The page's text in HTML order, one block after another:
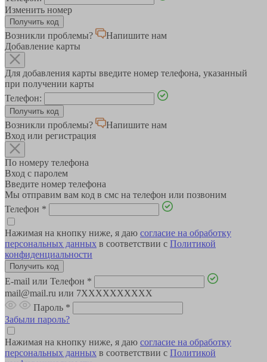
Изменить номер
Возникли проблемы?
Напишите нам
Добавление карты
Для добавления карты введите номер телефона, указанный
при получении карты
Телефон:
Возникли проблемы?
Напишите нам
Вход или регистрация
По номеру телефона
Вход с паролем
Введите номер телефона
Мы отправим вам код в смс на телефон или позвоним
Телефон *
Нажимая на кнопку ниже, я даю согласие на обработку
персональных данных в соответствии с Политикой
конфиденциальности
E-mail или Телефон *
mail@mail.ru или 7XXXXXXXXXX
Пароль *
Забыли пароль?
Нажимая на кнопку ниже, я даю согласие на обработку
персональных данных в соответствии с Политикой